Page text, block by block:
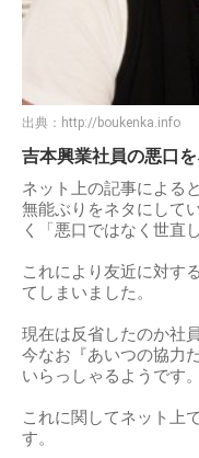
出典： http://boukenka.info
吉本興業社員の悪口
ネット上の記事による
無能ぶりをネタにして
く「悪口ではなく世直
これにより友近に対す
てしまいました。
現在は反省したのか社
今なお『あいつの協力
いらっしゃるようです。
これに関してネット上
す。